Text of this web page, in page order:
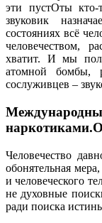
эти пустОты кто-
звуковик
состояниях всё
человечеством,
хватит. И мы
атомной бомбы,
сослуживцев –
Человечество
обонятельная
и человеческого
не духовные
ради поиска